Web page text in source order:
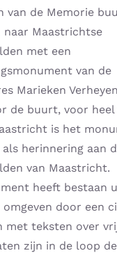
van de Memorie
naar Maastrichtse
met een
van de
Marieken
de buurt, voor heel
is het
herinnering aan
van Maastricht.
heeft bestaan
door een
met teksten over
zijn in de loop